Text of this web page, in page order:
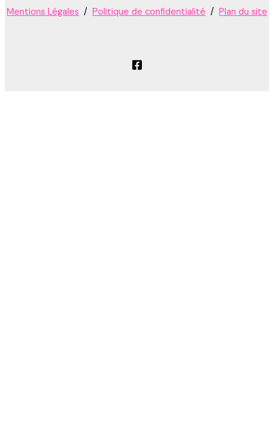
Mentions Légales / Politique de confidentialité / Plan du site